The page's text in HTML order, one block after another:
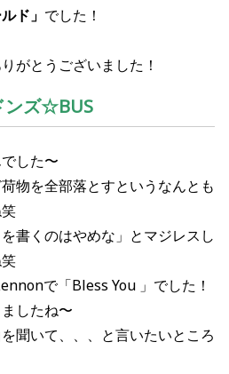
ド」 でした！
がとうございました！
ンズ☆BUS
した〜
物を全部落とすというなんとも
書くのはやめな」とマジレスし
で「Bless You 」でした！
したね〜
聞いて、、、と言いたいところ